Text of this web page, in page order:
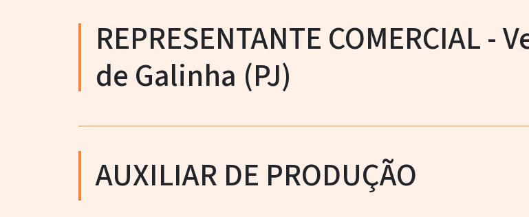
REPRESENTANTE COMERCIAL -
de Galinha (PJ)
AUXILIAR DE PRODUÇÃO